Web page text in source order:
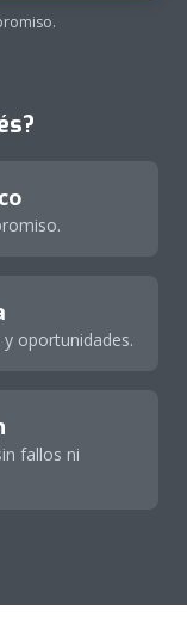
oportunidades.
fallos ni